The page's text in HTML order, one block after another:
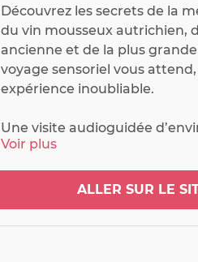
Découvrez les secrets de la
du vin mousseux autrichien,
ancienne et de la plus
voyage sensoriel vous
expérience inoubliable.
Une visite audioguidée
l'histoire de la création du vin
jusqu'à l'éclat final dans la
une activité interactive : le
les pupitres inclinés, un
mystères du dégorgement et
Voir plus
ALLER SUR LE